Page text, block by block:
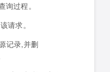
过程。
请求。
记录,并删